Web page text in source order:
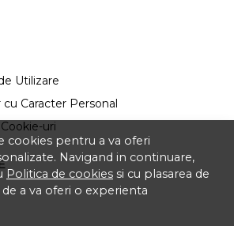
cookies pentru a va oferi
Navigand in continuare,
Politica de cookies si cu plasarea de
a va oferi o experienta
Utilizare
Caracter Personal
uri